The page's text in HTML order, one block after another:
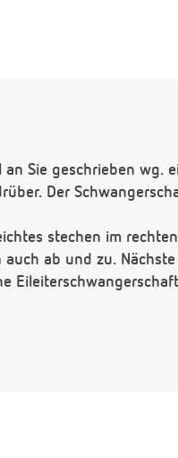
Sie geschrieben wg.
Der
stechen im
ab und zu.